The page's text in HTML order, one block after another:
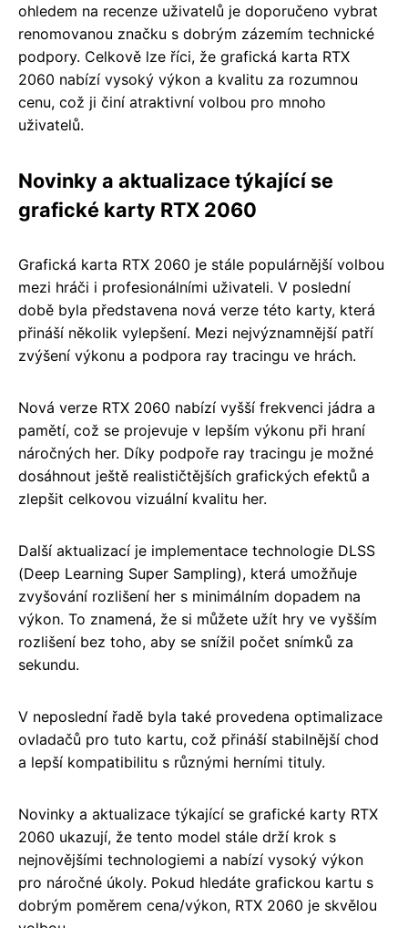
ohledem na recenze uživatelů je doporučeno vybrat
renomovanou značku s dobrým zázemím technické
podpory. Celkově lze říci, že grafická karta RTX
2060 nabízí vysoký výkon a kvalitu za rozumnou
cenu, což ji činí atraktivní volbou pro mnoho
uživatelů.
Novinky a aktualizace týkající se
grafické karty RTX 2060
Grafická karta RTX 2060 je stále populárnější volbou
mezi hráči i profesionálními uživateli. V poslední
době byla představena nová verze této karty, která
přináší několik vylepšení. Mezi nejvýznamnější patří
zvýšení výkonu a podpora ray tracingu ve hrách.
Nová verze RTX 2060 nabízí vyšší frekvenci jádra a
pamětí, což se projevuje v lepším výkonu při hraní
náročných her. Díky podpoře ray tracingu je možné
dosáhnout ještě realističtějších grafických efektů a
zlepšit celkovou vizuální kvalitu her.
Další aktualizací je implementace technologie DLSS
(Deep Learning Super Sampling), která umožňuje
zvyšování rozlišení her s minimálním dopadem na
výkon. To znamená, že si můžete užít hry ve vyšším
rozlišení bez toho, aby se snížil počet snímků za
sekundu.
V neposlední řadě byla také provedena optimalizace
ovladačů pro tuto kartu, což přináší stabilnější chod
a lepší kompatibilitu s různými herními tituly.
Novinky a aktualizace týkající se grafické karty RTX
2060 ukazují, že tento model stále drží krok s
nejnovějšími technologiemi a nabízí vysoký výkon
pro náročné úkoly. Pokud hledáte grafickou kartu s
dobrým poměrem cena/výkon, RTX 2060 je skvělou